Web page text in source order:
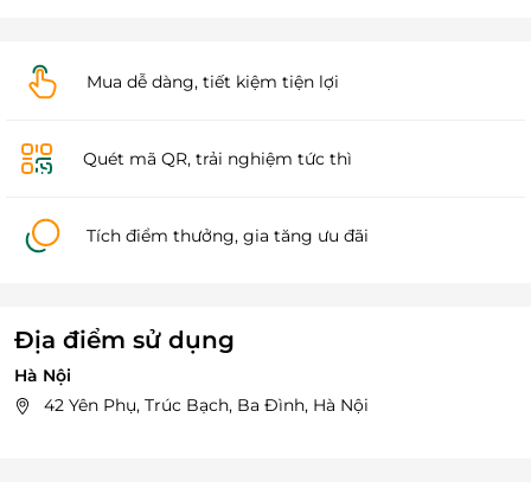
Mua dễ dàng, tiết kiệm tiện lợi
Quét mã QR, trải nghiệm tức thì
Tích điểm thưởng, gia tăng ưu đãi
Địa điểm sử dụng
Hà Nội
42 Yên Phụ, Trúc Bạch, Ba Đình, Hà Nội